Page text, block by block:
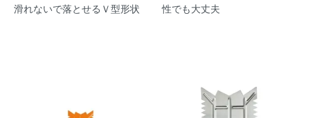
滑れないで落とせるＶ型形状
性でも大丈夫